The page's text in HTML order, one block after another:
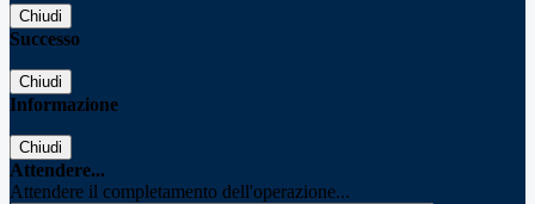
Chiudi
Successo
Chiudi
Informazione
Chiudi
Attendere...
Attendere il completamento dell'operazione...